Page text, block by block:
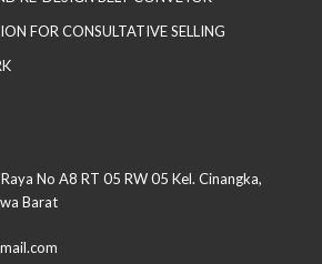
FOR CONSULTATIVE SELLING
No A8 RT 05 RW 05 Kel. Cinangka,
Barat